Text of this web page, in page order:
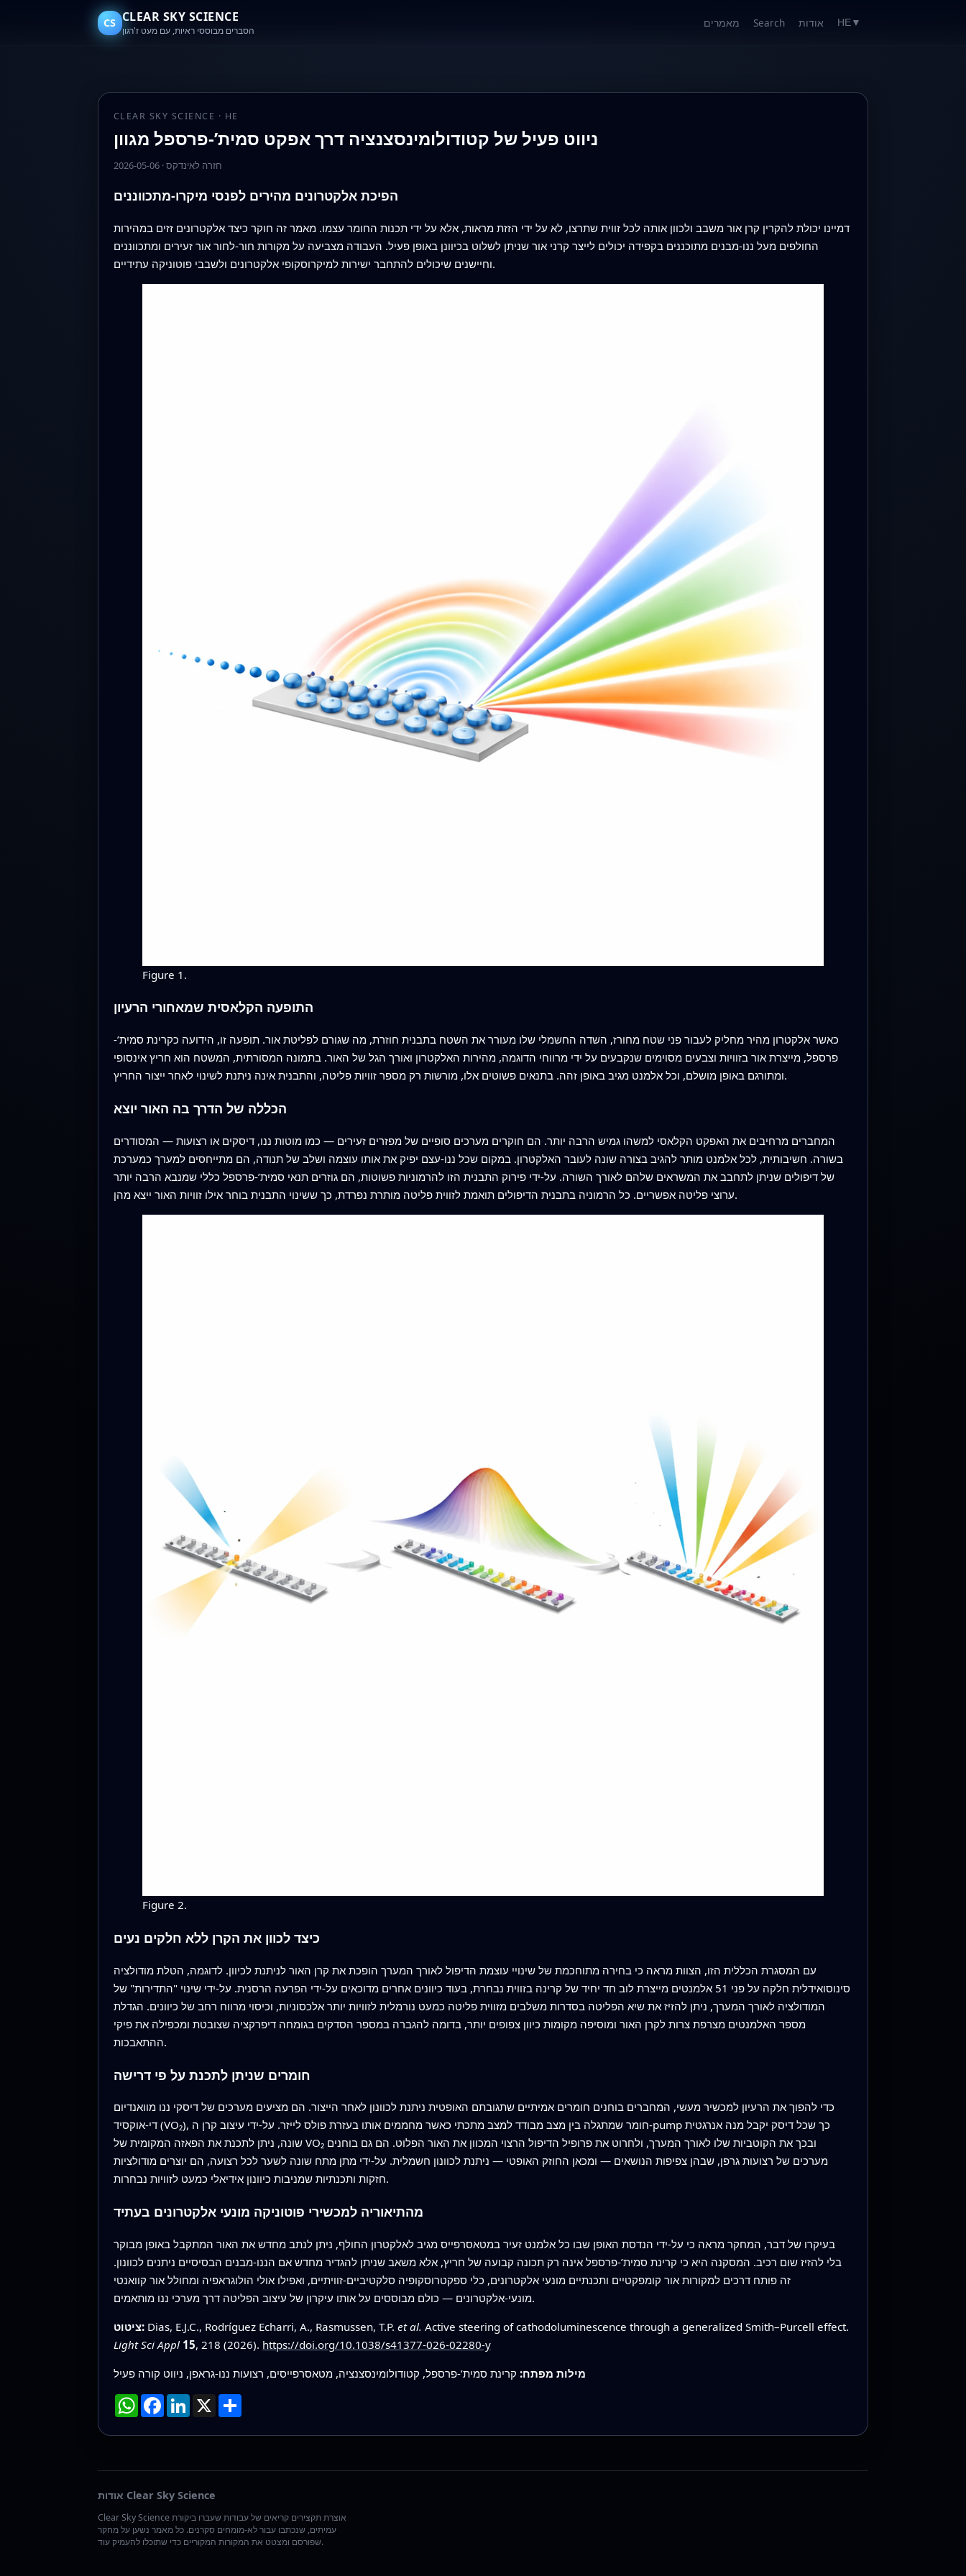
CS CLEAR SKY SCIENCE
הסברים מבוססי ראיות, עם מעט ז'רגון
מאמרים Search אודות HE ▼
CLEAR SKY SCIENCE · HE
ניווט פעיל של קטודולומינסצנציה דרך אפקט סמית’-פרספל מגוון
2026-05-06·חזרה לאינדקס
הפיכת אלקטרונים מהירים לפנסי מיקרו-מתכווננים
דמיינו יכולת להקרין קרן אור משבב ולכוון אותה לכל זווית שתרצו, לא על ידי הזזת מראות, אלא על ידי תכנות החומר עצמו. מאמר זה חוקר כיצד אלקטרונים זזים במהירות
החולפים מעל ננו-מבנים מתוכננים בקפידה יכולים לייצר קרני אור שניתן לשלוט בכיוונן באופן פעיל. העבודה מצביעה על מקורות חור-לחור אור זעירים ומתכווננים
וחיישנים שיכולים להתחבר ישירות למיקרוסקופי אלקטרונים ולשבבי פוטוניקה עתידיים.
Figure 1.
התופעה הקלאסית שמאחורי הרעיון
כאשר אלקטרון מהיר מחליק לעבור פני שטח מחורז, השדה החשמלי שלו מעורר את השטח בתבנית חוזרת, מה שגורם לפליטת אור. תופעה זו, הידועה כקרינת סמית’-
פרספל, מייצרת אור בזוויות וצבעים מסוימים שנקבעים על ידי מרווחי הדוגמה, מהירות האלקטרון ואורך הגל של האור. בתמונה המסורתית, המשטח הוא חריץ אינסופי
ומתורגם באופן מושלם, וכל אלמנט מגיב באופן זהה. בתנאים פשוטים אלו, מורשות רק מספר זוויות פליטה, והתבנית אינה ניתנת לשינוי לאחר ייצור החריץ.
הכללה של הדרך בה האור יוצא
המחברים מרחיבים את האפקט הקלאסי למשהו גמיש הרבה יותר. הם חוקרים מערכים סופיים של מפזרים זעירים — כמו מוטות ננו, דיסקים או רצועות — המסודרים
בשורה. חשיבותית, לכל אלמנט מותר להגיב בצורה שונה לעובר האלקטרון. במקום שכל ננו-עצם יפיק את אותו עוצמה ושלב של תנודה, הם מתייחסים למערך כמערכת
של דיפולים שניתן לתחבב את המשראים שלהם לאורך השורה. על-ידי פירוק התבנית הזו להרמוניות פשוטות, הם גוזרים תנאי סמית’-פרספל כללי שמנבא הרבה יותר
ערוצי פליטה אפשריים. כל הרמוניה בתבנית הדיפולים תואמת לזווית פליטה מותרת נפרדת, כך ששינוי התבנית בוחר אילו זוויות האור ייצא מהן.
Figure 2.
כיצד לכוון את הקרן ללא חלקים נעים
עם המסגרת הכללית הזו, הצוות מראה כי בחירה מתוחכמת של שינויי עוצמת הדיפול לאורך המערך הופכת את קרן האור לניתנת לכיוון. לדוגמה, הטלת מודולציה
סינוסואידלית חלקה על פני 51 אלמנטים מייצרת לוב חד יחיד של קרינה בזווית נבחרת, בעוד כיוונים אחרים מדוכאים על-ידי הפרעה הרסנית. על-ידי שינוי "התדירות" של
המודולציה לאורך המערך, ניתן להזיז את שיא הפליטה בסדרות משלבים מזווית פליטה כמעט נורמלית לזוויות יותר אלכסוניות, וכיסוי מרווח רחב של כיוונים. הגדלת
מספר האלמנטים מצרפת צרות לקרן האור ומוסיפה מקומות כיוון צפופים יותר, בדומה להגברה במספר הסדקים בגומחה דיפרקציה שצובטת ומכפילה את פיקי
ההתאבכות.
חומרים שניתן לתכנת על פי דרישה
כדי להפוך את הרעיון למכשיר מעשי, המחברים בוחנים חומרים אמיתיים שתגובתם האופטית ניתנת לכוונון לאחר הייצור. הם מציעים מערכים של דיסקי ננו מוואנדיום
די-אוקסיד (VO₂), חומר שמתגלה בין מצב מבודד למצב מתכתי כאשר מחממים אותו בעזרת פולס לייזר. על-ידי עיצוב קרן ה-pump כך שכל דיסק יקבל מנה אנרגטית
שונה, ניתן לתכנת את הפאזה המקומית של VO₂ ובכך את הקוטביות שלו לאורך המערך, ולחרוט את פרופיל הדיפול הרצוי המכוון את האור הפלוט. הם גם בוחנים
מערכים של רצועות גרפן, שבהן צפיפות הנושאים — ומכאן החוזק האופטי — ניתנת לכוונון חשמלית. על-ידי מתן מתח שונה לשער לכל רצועה, הם יוצרים מודולציות
חזקות ותכנתיות שמניבות כיוונון אידיאלי כמעט לזוויות נבחרות.
מהתיאוריה למכשירי פוטוניקה מונעי אלקטרונים בעתיד
בעיקרו של דבר, המחקר מראה כי על-ידי הנדסת האופן שבו כל אלמנט זעיר במטאסרפייס מגיב לאלקטרון החולף, ניתן לנתב מחדש את האור המתקבל באופן מבוקר
בלי להזיז שום רכיב. המסקנה היא כי קרינת סמית’-פרספל אינה רק תכונה קבועה של חריץ, אלא משאב שניתן להגדיר מחדש אם הננו-מבנים הבסיסיים ניתנים לכוונון.
זה פותח דרכים למקורות אור קומפקטיים ותכנתיים מונעי אלקטרונים, כלי ספקטרוסקופיה סלקטיביים-זוויתיים, ואפילו אולי הולוגראפיה ומחולל אור קוואנטי
מונעי-אלקטרונים — כולם מבוססים על אותו עיקרון של עיצוב הפליטה דרך מערכי ננו מותאמים.
ציטוט: Dias, E.J.C., Rodríguez Echarri, A., Rasmussen, T.P. et al. Active steering of cathodoluminescence through a generalized Smith–Purcell effect.
Light Sci Appl 15, 218 (2026). https://doi.org/10.1038/s41377-026-02280-y
מילות מפתח: קרינת סמית’-פרספל, קטודולומינסצנציה, מטאסרפייסים, רצועות ננו-גראפן, ניווט קורה פעיל
WhatsApp
Facebook
LinkedIn
X שתף
אודות Clear Sky Science
Clear Sky Science אוצרת תקצירים קריאים של עבודות שעברו ביקורת
עמיתים, שנכתבו עבור לא-מומחים סקרנים. כל מאמר נשען על מחקר
שפורסם ומצטט את המקורות המקוריים כדי שתוכלו להעמיק עוד.